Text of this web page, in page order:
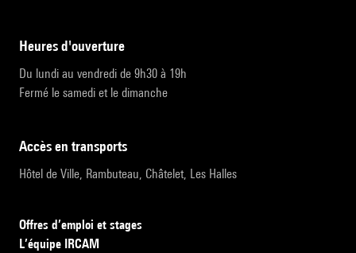
heures d'ouverture
Du lundi au vendredi de 9h30 à 19h
Fermé le samedi et le dimanche
accès en transports
Hôtel de Ville, Rambuteau, Châtelet, Les Halles
Offres d’emploi et stages
L’équipe IRCAM